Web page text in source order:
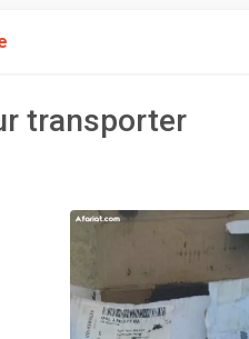
transporter